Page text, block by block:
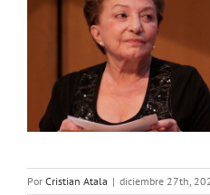
Por Cristian Atala | diciembre 27th,